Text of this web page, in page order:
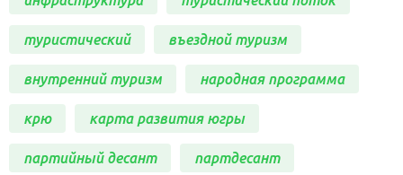
туристический въездной туризм
внутренний туризм народная программа
крю карта развития югры
партийный десант партдесант